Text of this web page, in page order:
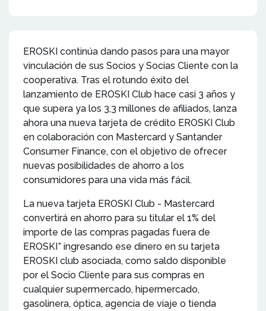
EROSKI continúa dando pasos para una mayor
vinculación de sus Socios y Socias Cliente con la
cooperativa. Tras el rotundo éxito del
lanzamiento de EROSKI Club hace casi 3 años y
que supera ya los 3,3 millones de afiliados, lanza
ahora una nueva tarjeta de crédito EROSKI Club
en colaboración con Mastercard y Santander
Consumer Finance, con el objetivo de ofrecer
nuevas posibilidades de ahorro a los
consumidores para una vida más fácil.
La nueva tarjeta EROSKI Club - Mastercard
convertirá en ahorro para su titular el 1% del
importe de las compras pagadas fuera de
EROSKI* ingresando ese dinero en su tarjeta
EROSKI club asociada, como saldo disponible
por el Socio Cliente para sus compras en
cualquier supermercado, hipermercado,
gasolinera, óptica, agencia de viaje o tienda